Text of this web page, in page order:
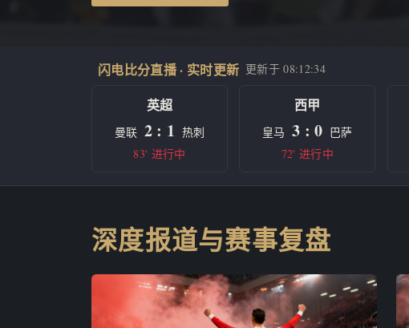
闪电比分直播 · 实时更新 更新于08:12:34
英超
曼联 2 : 1 热刺
83' 进行中
西甲
皇马 3 : 0 巴萨
72' 进行中
深度报道与赛事复盘